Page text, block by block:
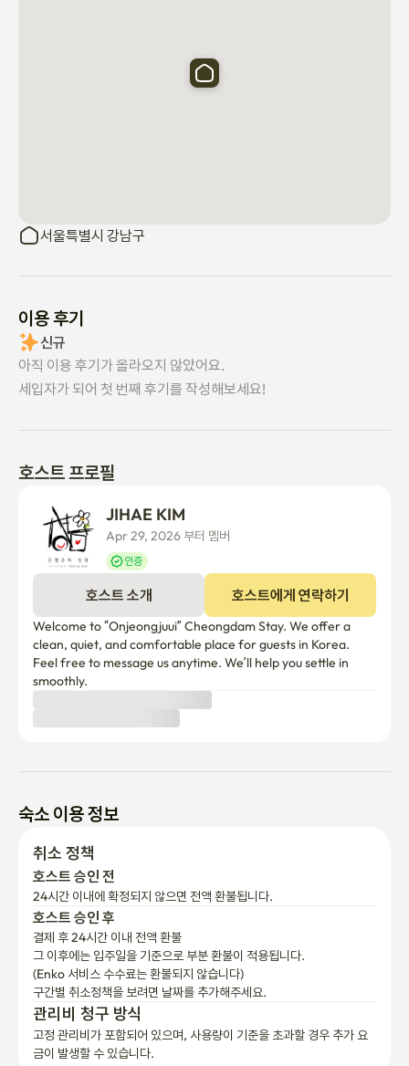
여행 가방이나 무거운 짐이 있는 경우 계단을 이용해야 한다는 점을
유의하시기 바랍니다.
료 주차장이나 공영 주차장을 확인해 주시기 바랍니다.
편의점, 카페, 레스토랑, 스타벅스, 병원이 근처에 위치해 있어 일상
생활이 편리합니다.
해 주세요.
안전과 편의를 위해 객실 출입을 위해 도어락을 사용하며, 출입구와
공용 공간은 정기적으로 관리됩니다.
[위치 및 접근성]
숙소는 서울 강남구 청담동에 위치해 있습니다. 지하철 7호선 청담
역 14번 출구에서 도보로 약 3분 거리에 있습니다.
지하철 9호선 봉은사역과 코엑스가 도보로 약 13분 거리에 있습니
다. 지하철 2호선 삼성역은 도보로 약 20분, 버스로 약 5분 거리에
의 편리한 접근성을 제공합니다.
외국인 손님들은 종종 이 지역을 선호합니다. 코엑스, 스타필드 코
엑스 몰, 봉은사, 압구정 로데오 거리, 청담 명품 거리, 도산 공원, 카
페, 식당, 병원, 주요 지하철 노선과 가깝기 때문입니다.
이 위치는 강남 상권, 코엑스, 인근 병원, 쇼핑 지역, 카페, 대중교통
이용이 용이한 고객들에게 특히 편리합니다.
한강 접근 지점도 근처에 있어 투숙객들은 머무는 동안 산책이나 가
벼운 야외 활동을 즐길 수 있습니다.
서울특별시 강남구
이용 후기
신규
아직 이용 후기가 올라오지 않았어요.
세입자가 되어 첫 번째 후기를 작성해보세요!
호스트 프로필
JIHAE KIM
Apr 29, 2026 부터 멤버
인증
호스트 소개 호스트에게 연락하기
Welcome to “Onjeongjuui” Cheongdam Stay. We offer a
clean, quiet, and comfortable place for guests in Korea.
Feel free to message us anytime. We’ll help you settle in
smoothly.
숙소 이용 정보
취소 정책
24시간 이내에 확정되지 않으면 전액 환불됩니다.
호스트 승인 후
결제 후 24시간 이내 전액 환불
그 이후에는 입주일을 기준으로 부분 환불이 적용됩니다.
(Enko 서비스 수수료는 환불되지 않습니다)
구간별 취소정책을 보려면 날짜를 추가해주세요.
관리비 청구 방식
고정 관리비가 포함되어 있으며, 사용량이 기준을 초과할 경우 추가 요
금이 발생할 수 있습니다.